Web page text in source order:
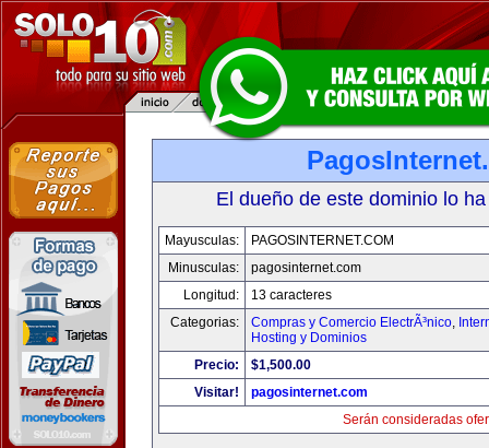
El dueño de este dominio lo
Mayusculas:
PAGOSINTERNET.COM
Minusculas:
pagosinternet.com
Longitud:
13 caracteres
Categorias:
Compras y Comercio ElectrÃ³nico,
Hosting y Dominios
Precio:
$1,500.00
Visitar!
pagosinternet.com
Serán consideradas